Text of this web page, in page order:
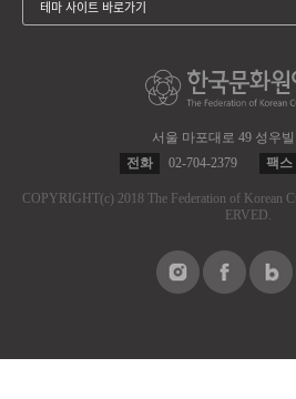
서울 마포대로 49 성우
전화
02-704-2379 팩스
COPYRIGHT(c) 2018 The Federation of Korean
ERVED.
테마 사이트 바로가기